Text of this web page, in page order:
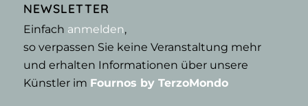
NEWSLETTER
Einfach anmelden,
so verpassen Sie keine Veranstaltung mehr
und erhalten Informationen über unsere
Künstler im Fournos by TerzoMondo